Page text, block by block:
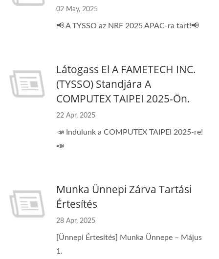
02 May, 2025
📢 A TYSSO az NRF 2025 APAC-ra tart!📢
Látogass El A FAMETECH INC.
(TYSSO) Standjára A
COMPUTEX TAIPEI 2025-Ön.
22 Apr, 2025
📣 Indulunk a COMPUTEX TAIPEI 2025-re!
📣
Munka Ünnepi Zárva Tartási
Értesítés
28 Apr, 2025
[Ünnepi Értesítés] Munka Ünnepe – Május
1.